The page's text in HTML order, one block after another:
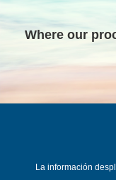
Where our
La información